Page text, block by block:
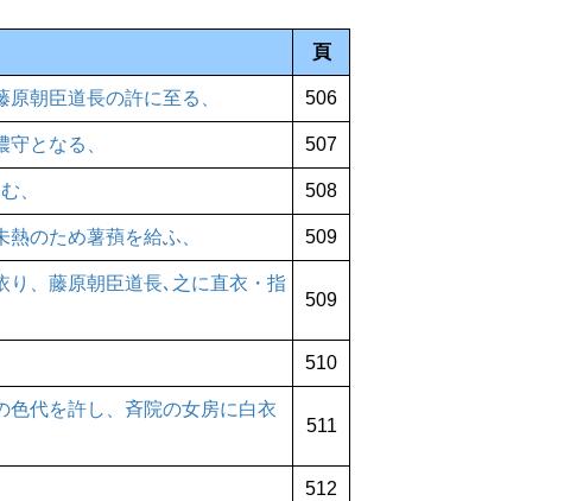
頁
朝臣道長の許に至る、 506
となる、 507
、 508
のため薯蕷を給ふ、 509
、藤原朝臣道長､之に直衣・指
509
510
色代を許し、斉院の女房に白衣
511
512